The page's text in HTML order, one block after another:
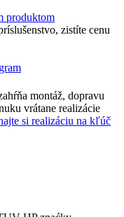
produktom
zistíte cenu
montáž, dopravu
vrátane realizácie
si realizáciu na kľúč